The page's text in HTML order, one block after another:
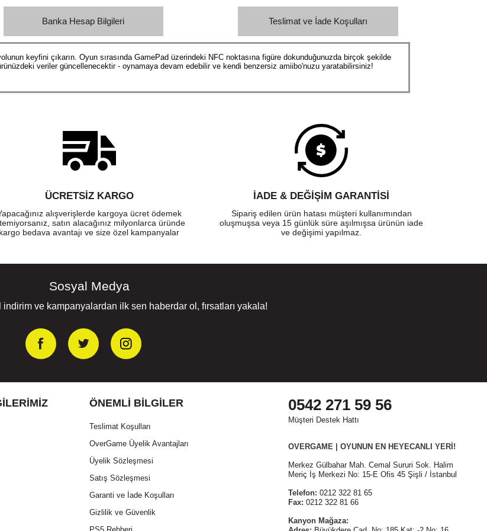
Banka Hesap Bilgileri Teslimat ve İade Koşulları
keyfini çıkarın. Oyun sırasında GamePad üzerindeki NFC noktasına figüre dokunduğunuzda birçok şekilde
veriler güncellenecektir - oynamaya devam edebilir ve kendi benzersiz amiibo'nuzu yaratabilirsiniz!
ÜCRETSIZ KARGO
alışverişlerde kargoya ücret ödemek
satın alacağınız milyonlarca üründe
kargo bedava avantajı ve size özel kampanyalar
İADE & DEĞİŞİM GARANTİSİ
Sipariş edilen ürün hatası müşteri kullanımından
oluşmuşsa veya 15 günlük süre aşılmışsa ürünün iade
ve değişimi yapılmaz.
Sosyal Medya
ve kampanyalardan ilk sen haberdar ol, fırsatları yakala!
ÖNEMLI BILGILER
Teslimat Koşulları
OverGame Üyelik Avantajları
Üyelik Sözleşmesi
Satış Sözleşmesi
Garanti ve İade Koşulları
Gizlilik ve Güvenlik
0542 271 59 56
Müşteri Destek Hattı
OVERGAME | OYUNUN EN HEYECANLI YERİ!
Merkez Gülbahar Mah. Cemal Sururi Sok. Halim
Meriç İş Merkezi No: 15-E Ofis 45 Şişli / İstanbul
Telefon: 0212 322 81 65
Fax: 0212 322 81 66
Kanyon Mağaza: